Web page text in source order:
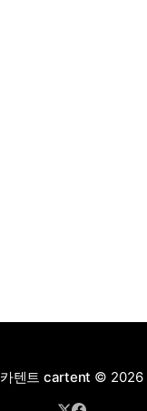
카텐트 cartent © 2026